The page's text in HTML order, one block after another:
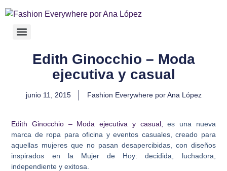
Edith Ginocchio – Moda
ejecutiva y casual
junio 11, 2015 Fashion Everywhere por Ana López
Edith Ginocchio – Moda ejecutiva y casual,
es una nueva
marca de ropa para oficina y eventos casuales, creado para
aquellas mujeres que no pasan desapercibidas, con diseños
inspirados en la Mujer de Hoy: decidida, luchadora,
independiente y exitosa.